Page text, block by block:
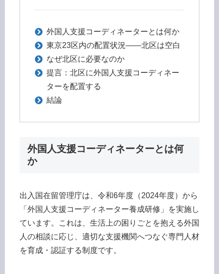
外国人支援コーディネーターとは何か
東京23区内の配置状況——北区は空白
なぜ北区に必要なのか
提言：北区に外国人支援コーディネー
ターを配置する
結論
外国人支援コーディネーターとは何
か
出入国在留管理庁は、令和6年度（2024年度）から
「外国人支援コーディネーター養成研修」を実施し
ています。これは、生活上の困りごとを抱える外国
人の相談に応じ、適切な支援機関へつなぐ専門人材
を育成・認証する制度です。